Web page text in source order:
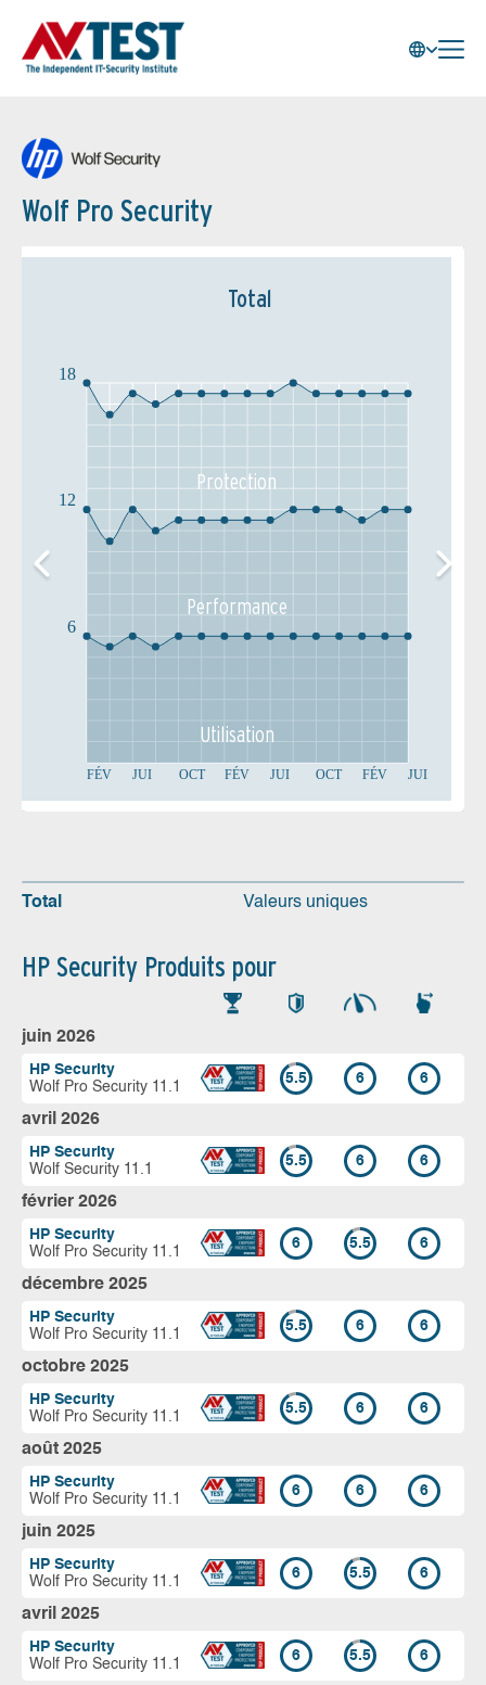
Wolf Pro Security
Total
FÉV JUI OCT FÉV JUI OCT FÉV JUI
6
12
18
Protection
Performance
Utilisation
Total Valeurs uniques
HP Security Produits pour
juin 2026
HP Security
Wolf Pro Security 11.1
5.5 6 6
avril 2026
HP Security
Wolf Security 11.1
5.5 6 6
février 2026
HP Security
Wolf Pro Security 11.1
6 5.5 6
décembre 2025
HP Security
Wolf Pro Security 11.1
5.5 6 6
octobre 2025
HP Security
Wolf Pro Security 11.1
5.5 6 6
août 2025
HP Security
Wolf Pro Security 11.1
6 6 6
juin 2025
HP Security
Wolf Pro Security 11.1
6 5.5 6
avril 2025
HP Security
Wolf Pro Security 11.1
6 5.5 6